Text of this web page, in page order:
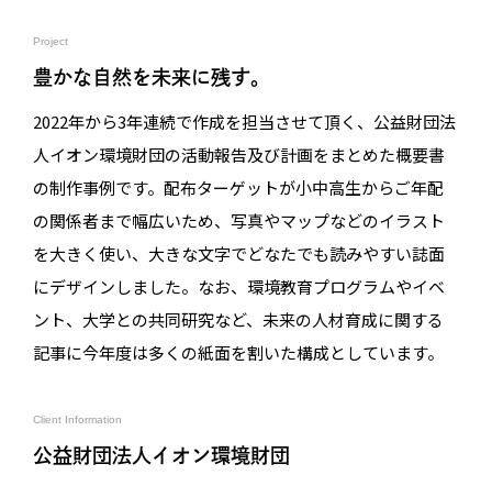
Project
豊かな自然を未来に残す。
2022年から3年連続で作成を担当させて頂く、公益財団法
人イオン環境財団の活動報告及び計画をまとめた概要書
の制作事例です。配布ターゲットが小中高生からご年配
の関係者まで幅広いため、写真やマップなどのイラスト
を大きく使い、大きな文字でどなたでも読みやすい誌面
にデザインしました。なお、環境教育プログラムやイベ
ント、大学との共同研究など、未来の人材育成に関する
記事に今年度は多くの紙面を割いた構成としています。
Client Information
公益財団法人イオン環境財団